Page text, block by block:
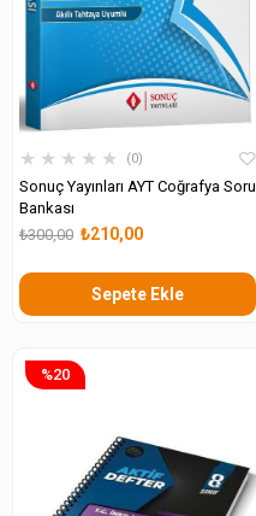
★ ★ ★ ★ ★ 0
Sonuç Yayınları AYT Coğrafya Soru
Bankası
₺210,00
₺300,00
Sepete Ekle
%20